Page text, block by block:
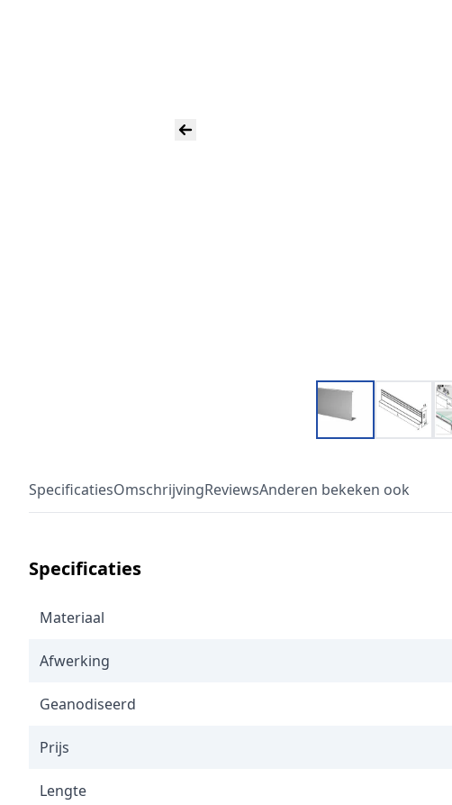
SpecificatiesOmschrijvingReviewsAnderen bekeken ook
Specificaties
Materiaal
Afwerking
Geanodiseerd
Prijs
Lengte